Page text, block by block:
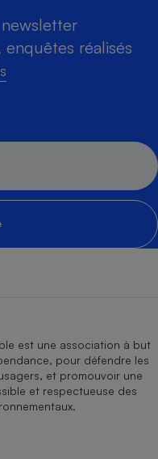
réalisés
est une association à but
pour défendre les
et promouvoir une
et respectueuse des